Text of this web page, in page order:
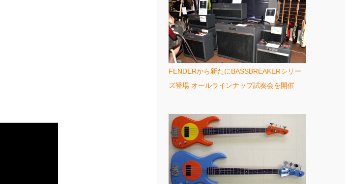
FENDERから新たにBASSBREAKERシリー
ズ登場 オールラインナップ試奏会を開催